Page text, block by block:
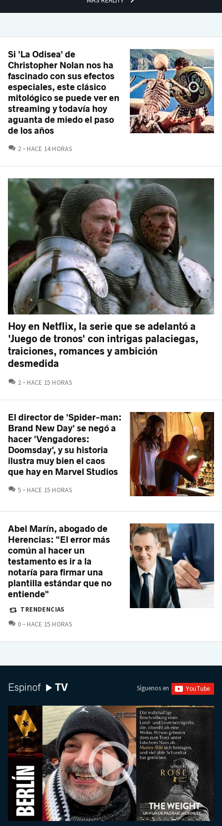
Si 'La Odisea' de
Christopher Nolan nos ha
fascinado con sus efectos
especiales, este clásico
mitológico se puede ver en
streaming y todavía hoy
aguanta de miedo el paso
de los años
2 COMENTARIOS
HACE 14 HORAS
Hoy en Netflix, la serie que se adelantó a
'Juego de tronos' con intrigas palaciegas,
traiciones, romances y ambición
desmedida
2 COMENTARIOS
HACE 15 HORAS
El director de 'Spider-man:
Brand New Day' se negó a
hacer 'Vengadores:
Doomsday', y su historia
ilustra muy bien el caos
que hay en Marvel Studios
5 COMENTARIOS
HACE 15 HORAS
Abel Marín, abogado de
Herencias: "El error más
común al hacer un
testamento es ir a la
notaría para firmar una
plantilla estándar que no
entiende"
TRENDENCIAS
0 COMENTARIOS
HACE 15 HORAS
Espinof TV Síguenos en